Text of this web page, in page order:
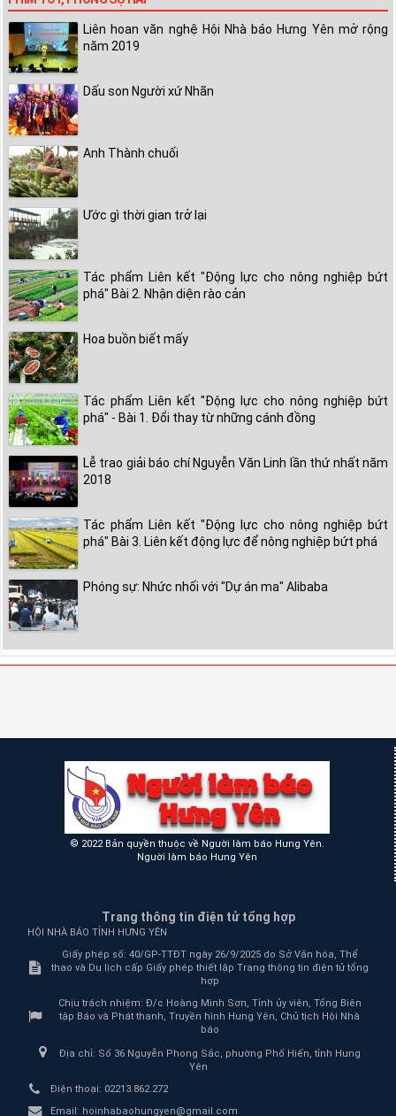
Liên hoan văn nghệ Hội Nhà báo Hưng Yên mở rộng
năm 2019
Dấu son Người xứ Nhãn
Anh Thành chuối
Ước gì thời gian trở lại
Tác phẩm Liên kết "Động lực cho nông nghiệp bứt
phá" Bài 2. Nhận diện rào cản
Hoa buồn biết mấy
Tác phẩm Liên kết "Động lực cho nông nghiệp bứt
phá" - Bài 1. Đổi thay từ những cánh đồng
Lễ trao giải báo chí Nguyễn Văn Linh lần thứ nhất năm
2018
Tác phẩm Liên kết "Động lực cho nông nghiệp bứt
phá" Bài 3. Liên kết động lực để nông nghiệp bứt phá
Phóng sự: Nhức nhối với "Dự án ma" Alibaba
© 2022 Bản quyền thuộc về Người làm báo Hưng Yên.
Người làm báo Hưng Yên
Trang thông tin điện tử tổng hợp
HỘI NHÀ BÁO TỈNH HƯNG YÊN
Giấy phép số: 40/GP-TTĐT ngày 26/9/2025 do Sở Văn hóa, Thể
thao và Du lịch cấp Giấy phép thiết lập Trang thông tin điện tử tổng
hợp
Chịu trách nhiệm: Đ/c Hoàng Minh Sơn, Tỉnh ủy viên, Tổng Biên
tập Báo và Phát thanh, Truyền hình Hưng Yên, Chủ tịch Hội Nhà
báo
Địa chỉ: Số 36 Nguyễn Phong Sắc, phường Phố Hiến, tỉnh Hưng
Yên
Điện thoại: 02213.862.272
Email: hoinhabaohungyen@gmail.com